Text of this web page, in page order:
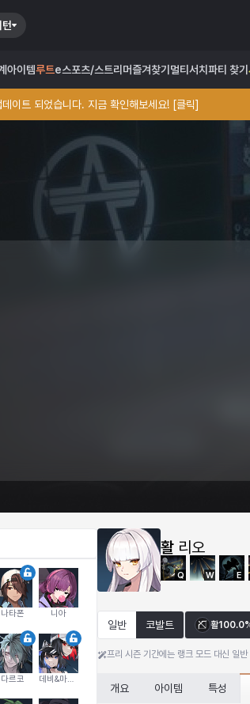
아이템루트e스포츠/스트리머즐겨찾기 멀티서치 파티 찾기
이트 되었습니다. 지금 확인해보세요! [클릭]
나타폰 니아
다르코
활 리오
Q W E
일반 코발트 활
프리 시즌 기간에는 랭크 모드 대신 일
개요 아이템 특성